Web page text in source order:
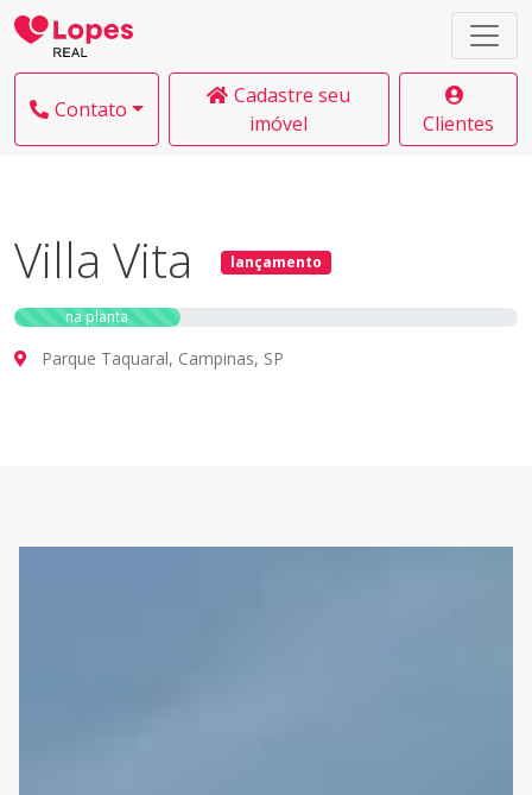
Contato
Cadastre seu
imóvel
Clientes
Villa Vita lançamento
na planta
Parque Taquaral, Campinas, SP